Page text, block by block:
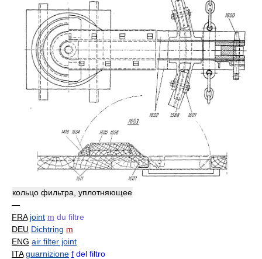
кольцо фильтра, уплотняющее
—
FRA joint m du filtre
DEU Dichtring m
ENG air filter joint
ITA guarnizione f del filtro